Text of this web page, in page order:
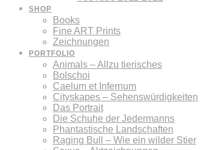
SHOP
Books
Fine ART Prints
Zeichnungen
PORTFOLIO
Animals – Allzu tierisches
Bolschoi
Caelum et Infernum
Cityskapes – Sehenswürdigkeiten
Das Portrait
Die Schuhe der Jedermanns
Phantastische Landschaften
Raging Bull – Wie ein wilder Stier